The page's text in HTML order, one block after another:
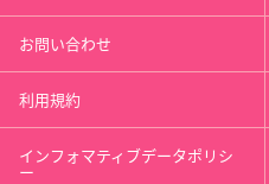
お問い合わせ
利用規約
インフォマティブデータポリシ
ー